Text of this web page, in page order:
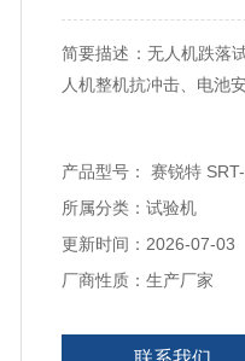
简要描述：无人机跌落
人机整机抗冲击、电池
产品型号： 赛锐特
所属分类：试验机
更新时间：2026-07-03
厂商性质：生产厂家